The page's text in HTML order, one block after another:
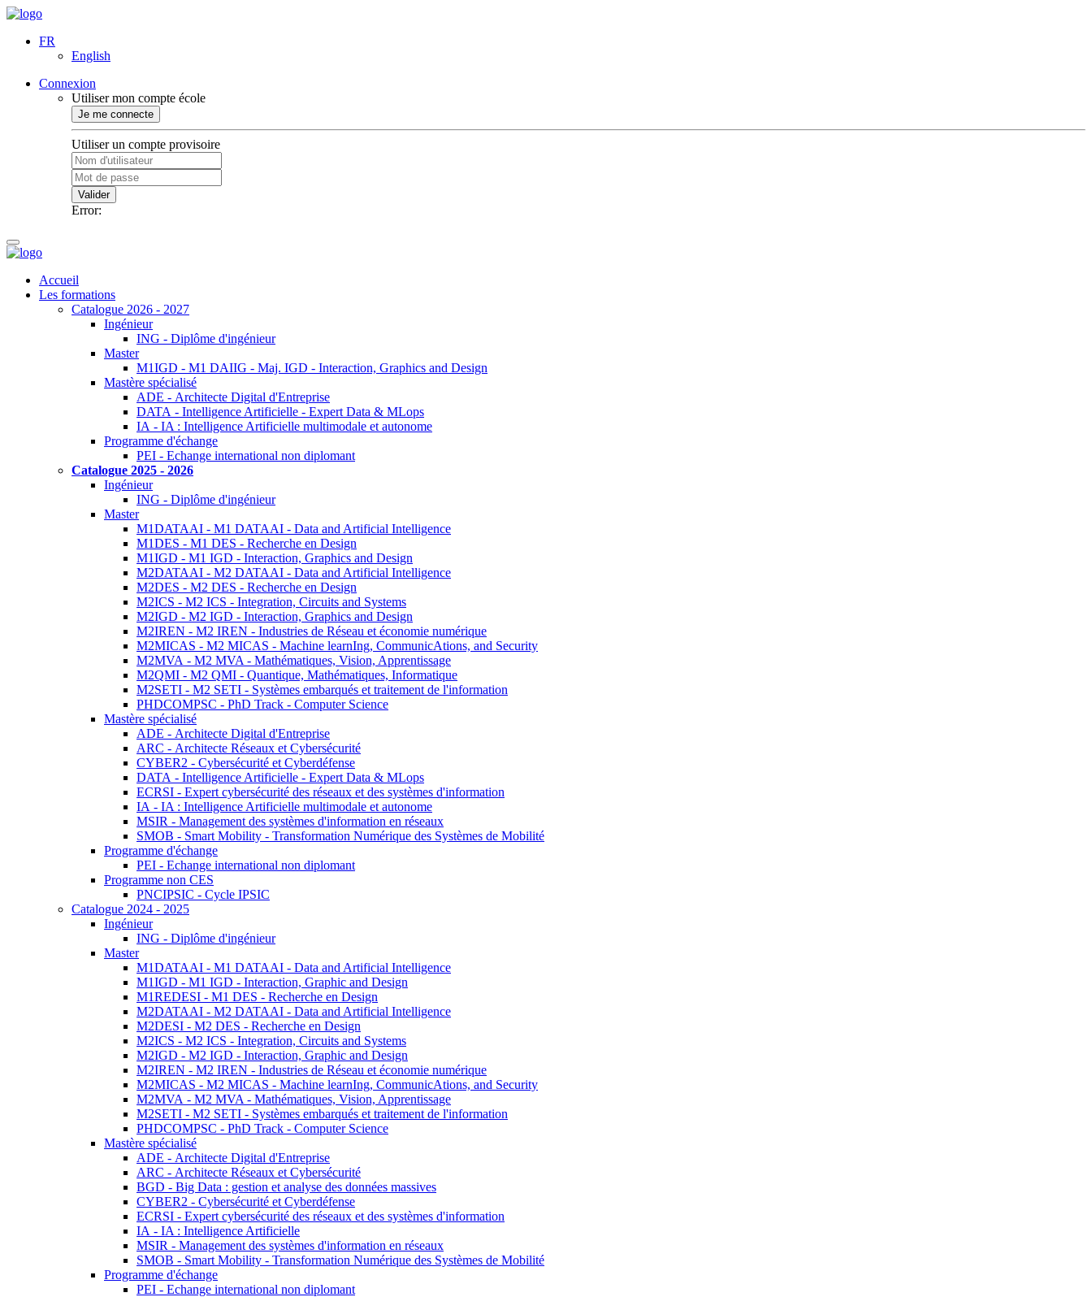
FR
English
Connexion
Utiliser mon compte école
Je me connecte
Utiliser un compte provisoire
Valider
Error:
Accueil
Les formations
Catalogue 2026 - 2027
Ingénieur
ING - Diplôme d'ingénieur
Master
M1IGD - M1 DAIIG - Maj. IGD - Interaction, Graphics and Design
Mastère spécialisé
ADE - Architecte Digital d'Entreprise
DATA - Intelligence Artificielle - Expert Data & MLops
IA - IA : Intelligence Artificielle multimodale et autonome
Programme d'échange
PEI - Echange international non diplomant
Catalogue 2025 - 2026
Ingénieur
ING - Diplôme d'ingénieur
Master
M1DATAAI - M1 DATAAI - Data and Artificial Intelligence
M1DES - M1 DES - Recherche en Design
M1IGD - M1 IGD - Interaction, Graphics and Design
M2DATAAI - M2 DATAAI - Data and Artificial Intelligence
M2DES - M2 DES - Recherche en Design
M2ICS - M2 ICS - Integration, Circuits and Systems
M2IGD - M2 IGD - Interaction, Graphics and Design
M2IREN - M2 IREN - Industries de Réseau et économie numérique
M2MICAS - M2 MICAS - Machine learnIng, CommunicAtions, and Security
M2MVA - M2 MVA - Mathématiques, Vision, Apprentissage
M2QMI - M2 QMI - Quantique, Mathématiques, Informatique
M2SETI - M2 SETI - Systèmes embarqués et traitement de l'information
PHDCOMPSC - PhD Track - Computer Science
Mastère spécialisé
ADE - Architecte Digital d'Entreprise
ARC - Architecte Réseaux et Cybersécurité
CYBER2 - Cybersécurité et Cyberdéfense
DATA - Intelligence Artificielle - Expert Data & MLops
ECRSI - Expert cybersécurité des réseaux et des systèmes d'information
IA - IA : Intelligence Artificielle multimodale et autonome
MSIR - Management des systèmes d'information en réseaux
SMOB - Smart Mobility - Transformation Numérique des Systèmes de Mobilité
Programme d'échange
PEI - Echange international non diplomant
Programme non CES
PNCIPSIC - Cycle IPSIC
Catalogue 2024 - 2025
Ingénieur
ING - Diplôme d'ingénieur
Master
M1DATAAI - M1 DATAAI - Data and Artificial Intelligence
M1IGD - M1 IGD - Interaction, Graphic and Design
M1REDESI - M1 DES - Recherche en Design
M2DATAAI - M2 DATAAI - Data and Artificial Intelligence
M2DESI - M2 DES - Recherche en Design
M2ICS - M2 ICS - Integration, Circuits and Systems
M2IGD - M2 IGD - Interaction, Graphic and Design
M2IREN - M2 IREN - Industries de Réseau et économie numérique
M2MICAS - M2 MICAS - Machine learnIng, CommunicAtions, and Security
M2MVA - M2 MVA - Mathématiques, Vision, Apprentissage
M2SETI - M2 SETI - Systèmes embarqués et traitement de l'information
PHDCOMPSC - PhD Track - Computer Science
Mastère spécialisé
ADE - Architecte Digital d'Entreprise
ARC - Architecte Réseaux et Cybersécurité
BGD - Big Data : gestion et analyse des données massives
CYBER2 - Cybersécurité et Cyberdéfense
ECRSI - Expert cybersécurité des réseaux et des systèmes d'information
IA - IA : Intelligence Artificielle
MSIR - Management des systèmes d'information en réseaux
SMOB - Smart Mobility - Transformation Numérique des Systèmes de Mobilité
Programme d'échange
PEI - Echange international non diplomant